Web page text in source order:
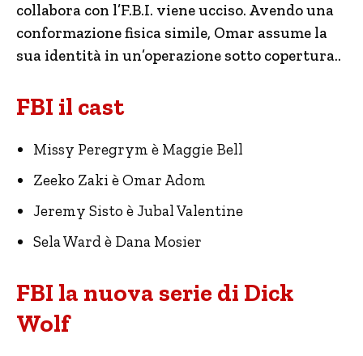
collabora con l’F.B.I. viene ucciso. Avendo una
conformazione fisica simile, Omar assume la
sua identità in un’operazione sotto copertura..
FBI il cast
Missy Peregrym è Maggie Bell
Zeeko Zaki è Omar Adom
Jeremy Sisto è Jubal Valentine
Sela Ward è Dana Mosier
FBI la nuova serie di Dick
Wolf